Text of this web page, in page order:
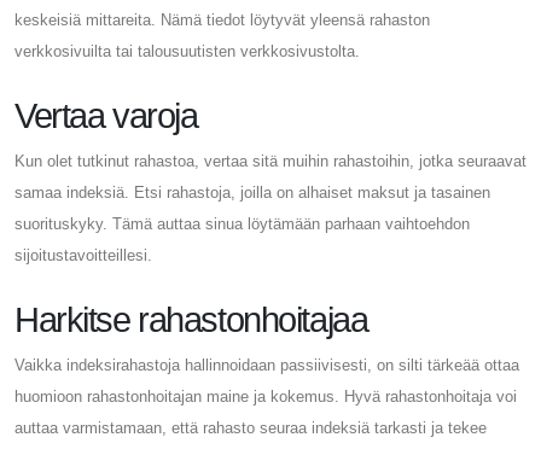
keskeisiä mittareita. Nämä tiedot löytyvät yleensä rahaston
verkkosivuilta tai talousuutisten verkkosivustolta.
Vertaa varoja
Kun olet tutkinut rahastoa, vertaa sitä muihin rahastoihin, jotka seuraavat
samaa indeksiä. Etsi rahastoja, joilla on alhaiset maksut ja tasainen
suorituskyky. Tämä auttaa sinua löytämään parhaan vaihtoehdon
sijoitustavoitteillesi.
Harkitse rahastonhoitajaa
Vaikka indeksirahastoja hallinnoidaan passiivisesti, on silti tärkeää ottaa
huomioon rahastonhoitajan maine ja kokemus. Hyvä rahastonhoitaja voi
auttaa varmistamaan, että rahasto seuraa indeksiä tarkasti ja tekee